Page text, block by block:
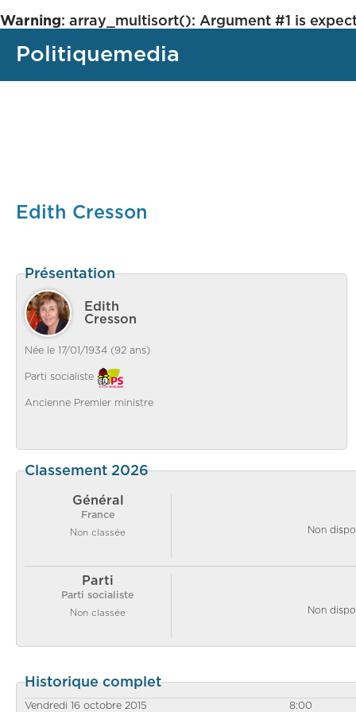
Warning: array_multisort(): Argument #1 is
Politiquemedia
Edith Cresson
Présentation
Edith
Cresson
Née le 17/01/1934 (92 ans)
Parti socialiste
Ancienne Premier ministre
Classement 2026
Général
France
Non classée Non
Parti
Parti socialiste
Non classée Non
Historique complet
Vendredi 16 octobre 2015 8:00